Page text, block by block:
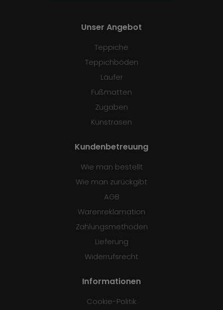
Unser Angebot
Teppiche
Teppichböden
Läufer
Fußmatten
Zugaben
Kunstrasen
Kundenbetreuung
Wie man bestellt
Wie man zurückgibt
AGB
Warenreklamation
Zahlungsmethoden
Lieferung
Widerrufsrecht
Informationen
Cookie-Politik